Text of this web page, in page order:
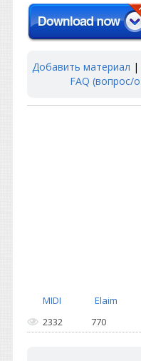
Добавить материал |
FAQ (вопрос/
MIDI Elaim
2332
770